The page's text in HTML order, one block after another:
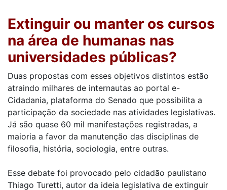
Extinguir ou manter os cursos
na área de humanas nas
universidades públicas?
Duas propostas com esses objetivos distintos estão
atraindo milhares de internautas ao portal e-
Cidadania, plataforma do Senado que possibilita a
participação da sociedade nas atividades legislativas.
Já são quase 60 mil manifestações registradas, a
maioria a favor da manutenção das disciplinas de
filosofia, história, sociologia, entre outras.
Esse debate foi provocado pelo cidadão paulistano
Thiago Turetti, autor da ideia legislativa de extinguir